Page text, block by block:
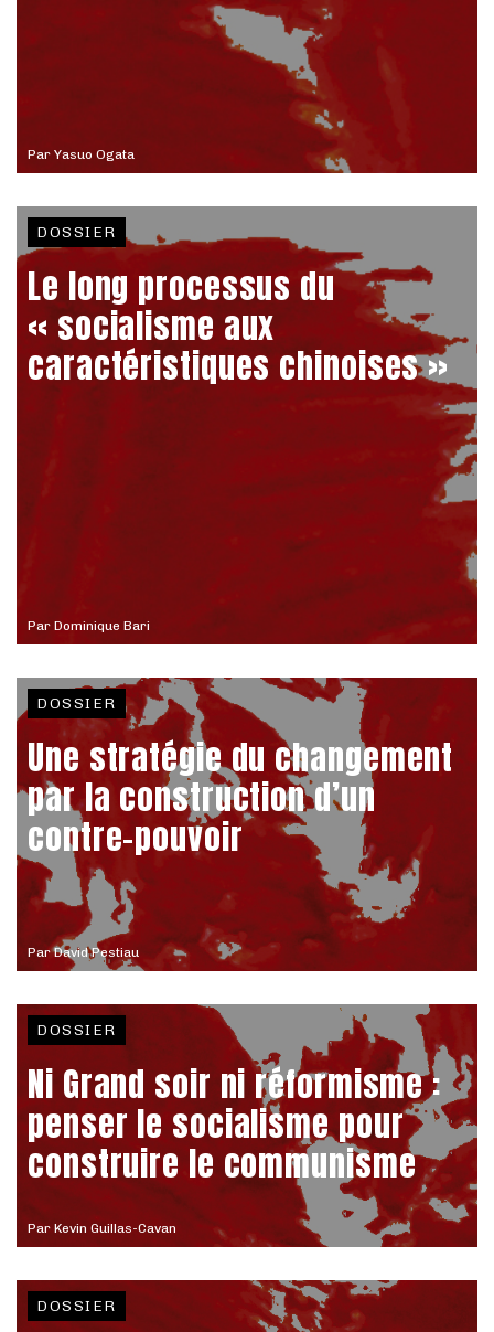
Par Yasuo Ogata
Par Dominique Bari
DOSSIER
Le long processus du
« socialisme aux
caractéristiques chinoises »
ParDavid Pestiau
DOSSIER
Une stratégie du changement
par la construction d’un
contre-pouvoir
Par Kevin Guillas-Cavan
DOSSIER
Ni Grand soir ni réformisme :
penser le socialisme pour
construire le communisme
DOSSIER